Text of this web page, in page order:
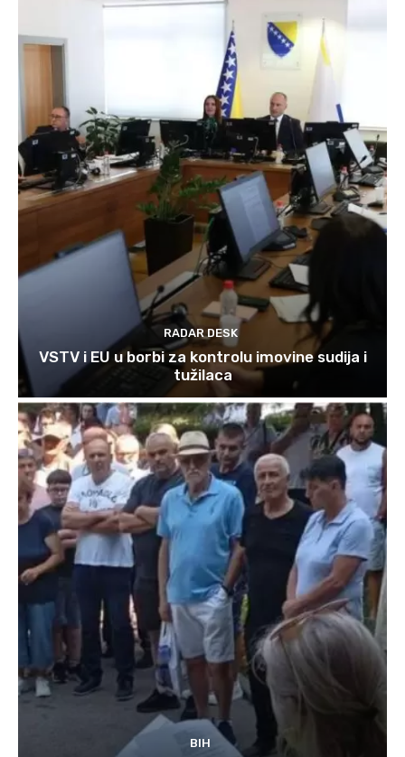
RADAR DESK
VSTV i EU u borbi za kontrolu imovine sudija i
tužilaca
BIH